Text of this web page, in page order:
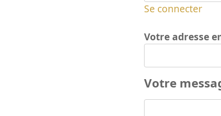
Se connecter
Votre adresse
Votre